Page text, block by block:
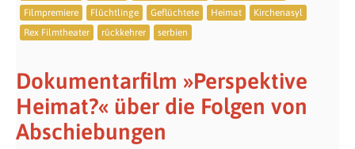
Filmpremiere
Flüchtlinge Geflüchtete Heimat
Kirchenasyl
Rex Filmtheater
rückkehrer serbien
Dokumentarfilm »Perspektive
Heimat?« über die Folgen von
Abschiebungen